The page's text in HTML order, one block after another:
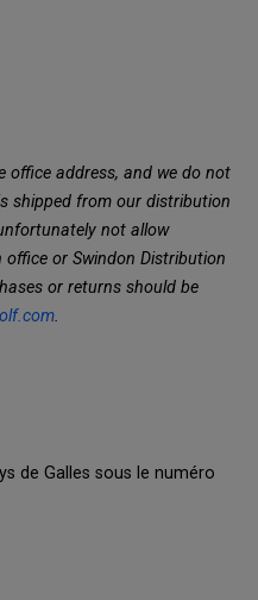
office address, and we do not
shipped from our distribution
not allow
or Swindon Distribution
or returns should be
.
de Galles sous le numéro